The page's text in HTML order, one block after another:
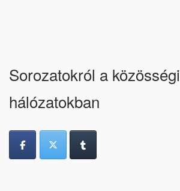
Sorozatokról a közösségi
hálózatokban